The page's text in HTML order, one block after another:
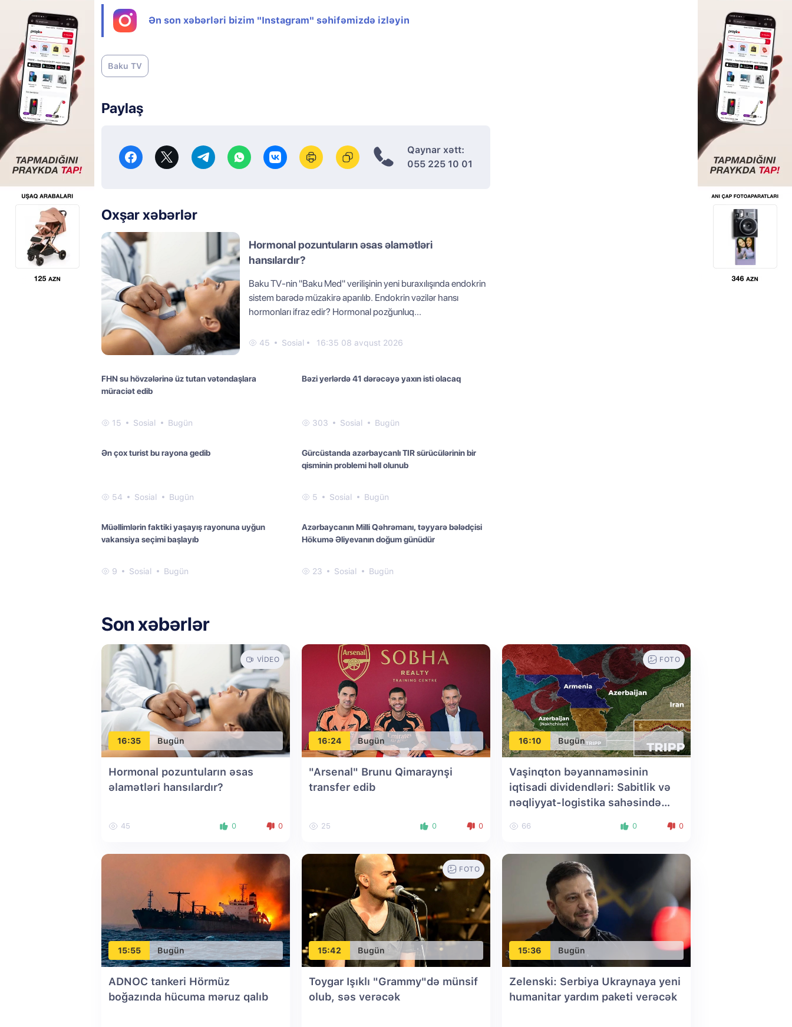
Ən son xəbərləri bizim "Instagram" səhifəmizdə izləyin
Baku TV
Paylaş
Qaynar xətt:
055 225 10 01
Oxşar xəbərlər
Hormonal pozuntuların əsas əlamətləri
hansılardır?
Baku TV-nin "Baku Med" verilişinin yeni buraxılışında endokrin
sistem barədə müzakirə aparılıb. Endokrin vəzilər hansı
hormonları ifraz edir? Hormonal pozğunluq...
45 Sosial 16:35 08 avqust 2026
FHN su hövzələrinə üz tutan vətəndaşlara
müraciət edib
15 Sosial Bugün
Bəzi yerlərdə 41 dərəcəyə yaxın isti olacaq
303 Sosial Bugün
Ən çox turist bu rayona gedib
54 Sosial Bugün
Gürcüstanda azərbaycanlı TIR sürücülərinin bir
qisminin problemi həll olunub
5 Sosial Bugün
Müəllimlərin faktiki yaşayış rayonuna uyğun
vakansiya seçimi başlayıb
9 Sosial Bugün
Azərbaycanın Milli Qəhrəmanı, təyyarə bələdçisi
Hökumə Əliyevanın doğum günüdür
23 Sosial Bugün
Son xəbərlər
16:35 Bugün
VIDEO
Hormonal pozuntuların əsas
əlamətləri hansılardır?
45 0 0
16:24 Bugün
"Arsenal" Brunu Qimaraynşi
transfer edib
25 0 0
16:10 Bugün
FOTO
Vaşinqton bəyannaməsinin
iqtisadi dividendləri: Sabitlik və
nəqliyyat-logistika sahəsində
66 0 0
15:55 Bugün
ADNOC tankeri Hörmüz
boğazında hücuma məruz qalıb
15:42 Bugün
FOTO
Toygar Işıklı "Grammy"də münsif
olub, səs verəcək
15:36 Bugün
Zelenski: Serbiya Ukraynaya yeni
humanitar yardım paketi verəcək